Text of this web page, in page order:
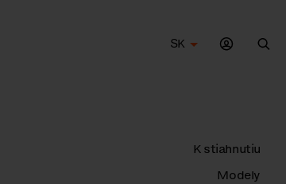
SK
K stiahnutiu
Modely